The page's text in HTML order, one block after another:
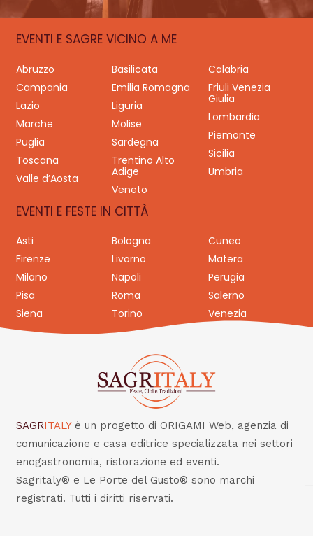
EVENTI E SAGRE VICINO A ME
Abruzzo Basilicata
Calabria
Campania
Emilia Romagna
Friuli Venezia
Giulia
Lazio
Liguria
Lombardia
Marche
Molise
Piemonte
Puglia
Sardegna
Sicilia
Toscana
Trentino Alto
Adige
Umbria
Valle d’Aosta
Veneto
EVENTI E FESTE IN CITTÀ
Asti Bologna
Cuneo
Firenze
Livorno
Matera
Milano
Napoli
Perugia
Pisa
Roma
Salerno
Siena
Torino Venezia
SAGRITALY è un progetto di ORIGAMI Web, agenzia di
comunicazione e casa editrice specializzata nei settori
enogastronomia, ristorazione ed eventi.
Sagritaly® e Le Porte del Gusto® sono marchi
registrati. Tutti i diritti riservati.